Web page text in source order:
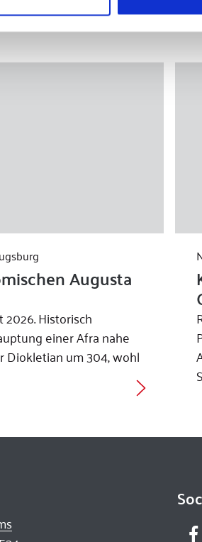
Augusta
2026. Historisch
einer Afra nahe
Diokletian um 304, wohl